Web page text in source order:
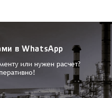
в WhatsApp
или нужен расчет?